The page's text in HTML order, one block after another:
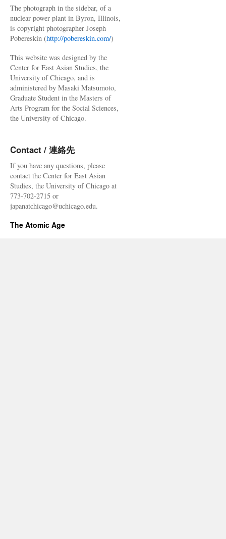
The photograph in the sidebar, of a
nuclear power plant in Byron, Illinois,
is copyright photographer Joseph
Pobereskin (http://pobereskin.com/)
This website was designed by the
Center for East Asian Studies, the
University of Chicago, and is
administered by Masaki Matsumoto,
Graduate Student in the Masters of
Arts Program for the Social Sciences,
the University of Chicago.
Contact / 連絡先
If you have any questions, please
contact the Center for East Asian
Studies, the University of Chicago at
773-702-2715 or
japanatchicago@uchicago.edu.
The Atomic Age